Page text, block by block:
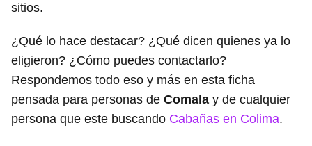
sitios.
¿Qué lo hace destacar? ¿Qué dicen quienes ya lo
eligieron? ¿Cómo puedes contactarlo?
Respondemos todo eso y más en esta ficha
pensada para personas de Comala y de cualquier
persona que este buscando Cabañas en Colima.